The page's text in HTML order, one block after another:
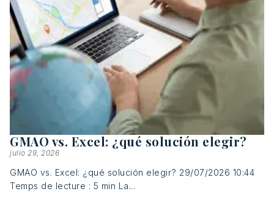
GMAO vs. Excel: ¿qué solución elegir?
julio 29, 2026
GMAO vs. Excel: ¿qué solución elegir? 29/07/2026 10:44
Temps de lecture : 5 min La...